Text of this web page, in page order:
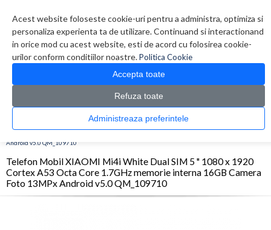
Acest website foloseste cookie-uri pentru a administra, optimiza si
personaliza experienta ta de utilizare. Continuand si interactionand
in orice mod cu acest website, esti de acord cu folosirea cookie-
urilor conform conditiilor noastre.Politica Cookie
Accepta toate
Refuza toate
Administreaza preferintele
0 produs(e)
CATALOG PRODUSE
> Smartphone > Telefon Mobil XIAOMI Mi4i White Dual
Android v5.0 QM_109710
Telefon Mobil XIAOMI Mi4i White Dual SIM 5 " 1080 x 1920
Cortex A53 Octa Core 1.7GHz memorie interna 16GB Camera
Foto 13MPx Android v5.0 QM_109710